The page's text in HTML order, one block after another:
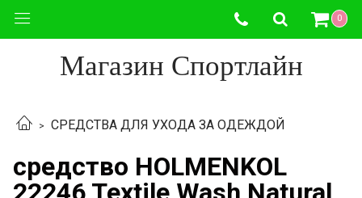
0
Магазин Спортлайн
СРЕДСТВА ДЛЯ УХОДА ЗА ОДЕЖДОЙ
средство HOLMENKOL